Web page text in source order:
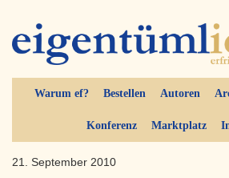
Warum ef? Bestellen Autoren
Konferenz Marktplatz
21. September 2010